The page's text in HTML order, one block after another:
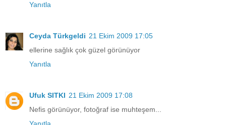
Yanıtla
Ceyda Türkgeldi 21 Ekim 2009 17:05
ellerine sağlık çok güzel görünüyor
Yanıtla
Ufuk SITKI 21 Ekim 2009 17:08
Nefis görünüyor, fotoğraf ise muhteşem...